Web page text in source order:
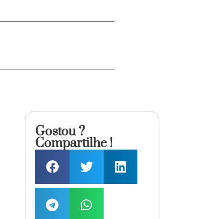
Gostou ?
Compartilhe !